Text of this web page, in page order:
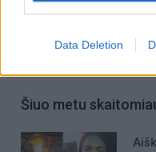
Data Deletion
Šiuo metu